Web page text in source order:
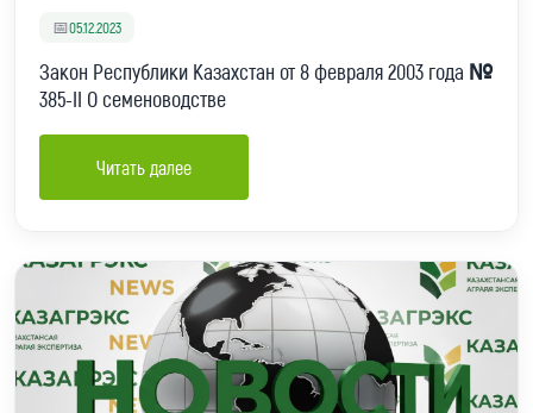
📅05.12.2023
Закон Республики Казахстан от 8 февраля 2003 года №
385-II О семеноводстве
Читать далее